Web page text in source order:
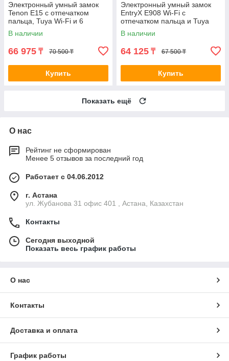
Электронный умный замок
Tenon E15 с отпечатком
пальца, Tuya Wi-Fi и 6
способами открытия
В наличии
66 975 ₸ 70 500 ₸
Купить
Электронный умный замок
EntryX E908 Wi-Fi с
отпечатком пальца и Tuya
В наличии
64 125 ₸ 67 500 ₸
Купить
Показать ещё
О нас
Рейтинг не сформирован
Менее 5 отзывов за последний год
Работает с 04.06.2012
г. Астана
ул. Жубанова 31 офис 401 , Астана, Казахстан
Контакты
Сегодня выходной
Показать весь график работы
О нас
Контакты
Доставка и оплата
График работы